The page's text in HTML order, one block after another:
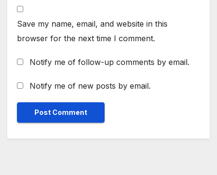
Save my name, email, and website in this
browser for the next time I comment.
Notify me of follow-up comments by email.
Notify me of new posts by email.